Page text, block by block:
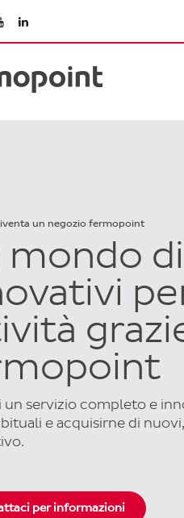
un negozio fermopoint
mondo
un servizio completo e
e acquisirne di
per informazioni